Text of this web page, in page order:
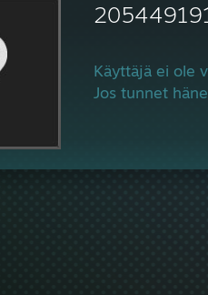
Käyttäjä ei ole
Jos tunnet